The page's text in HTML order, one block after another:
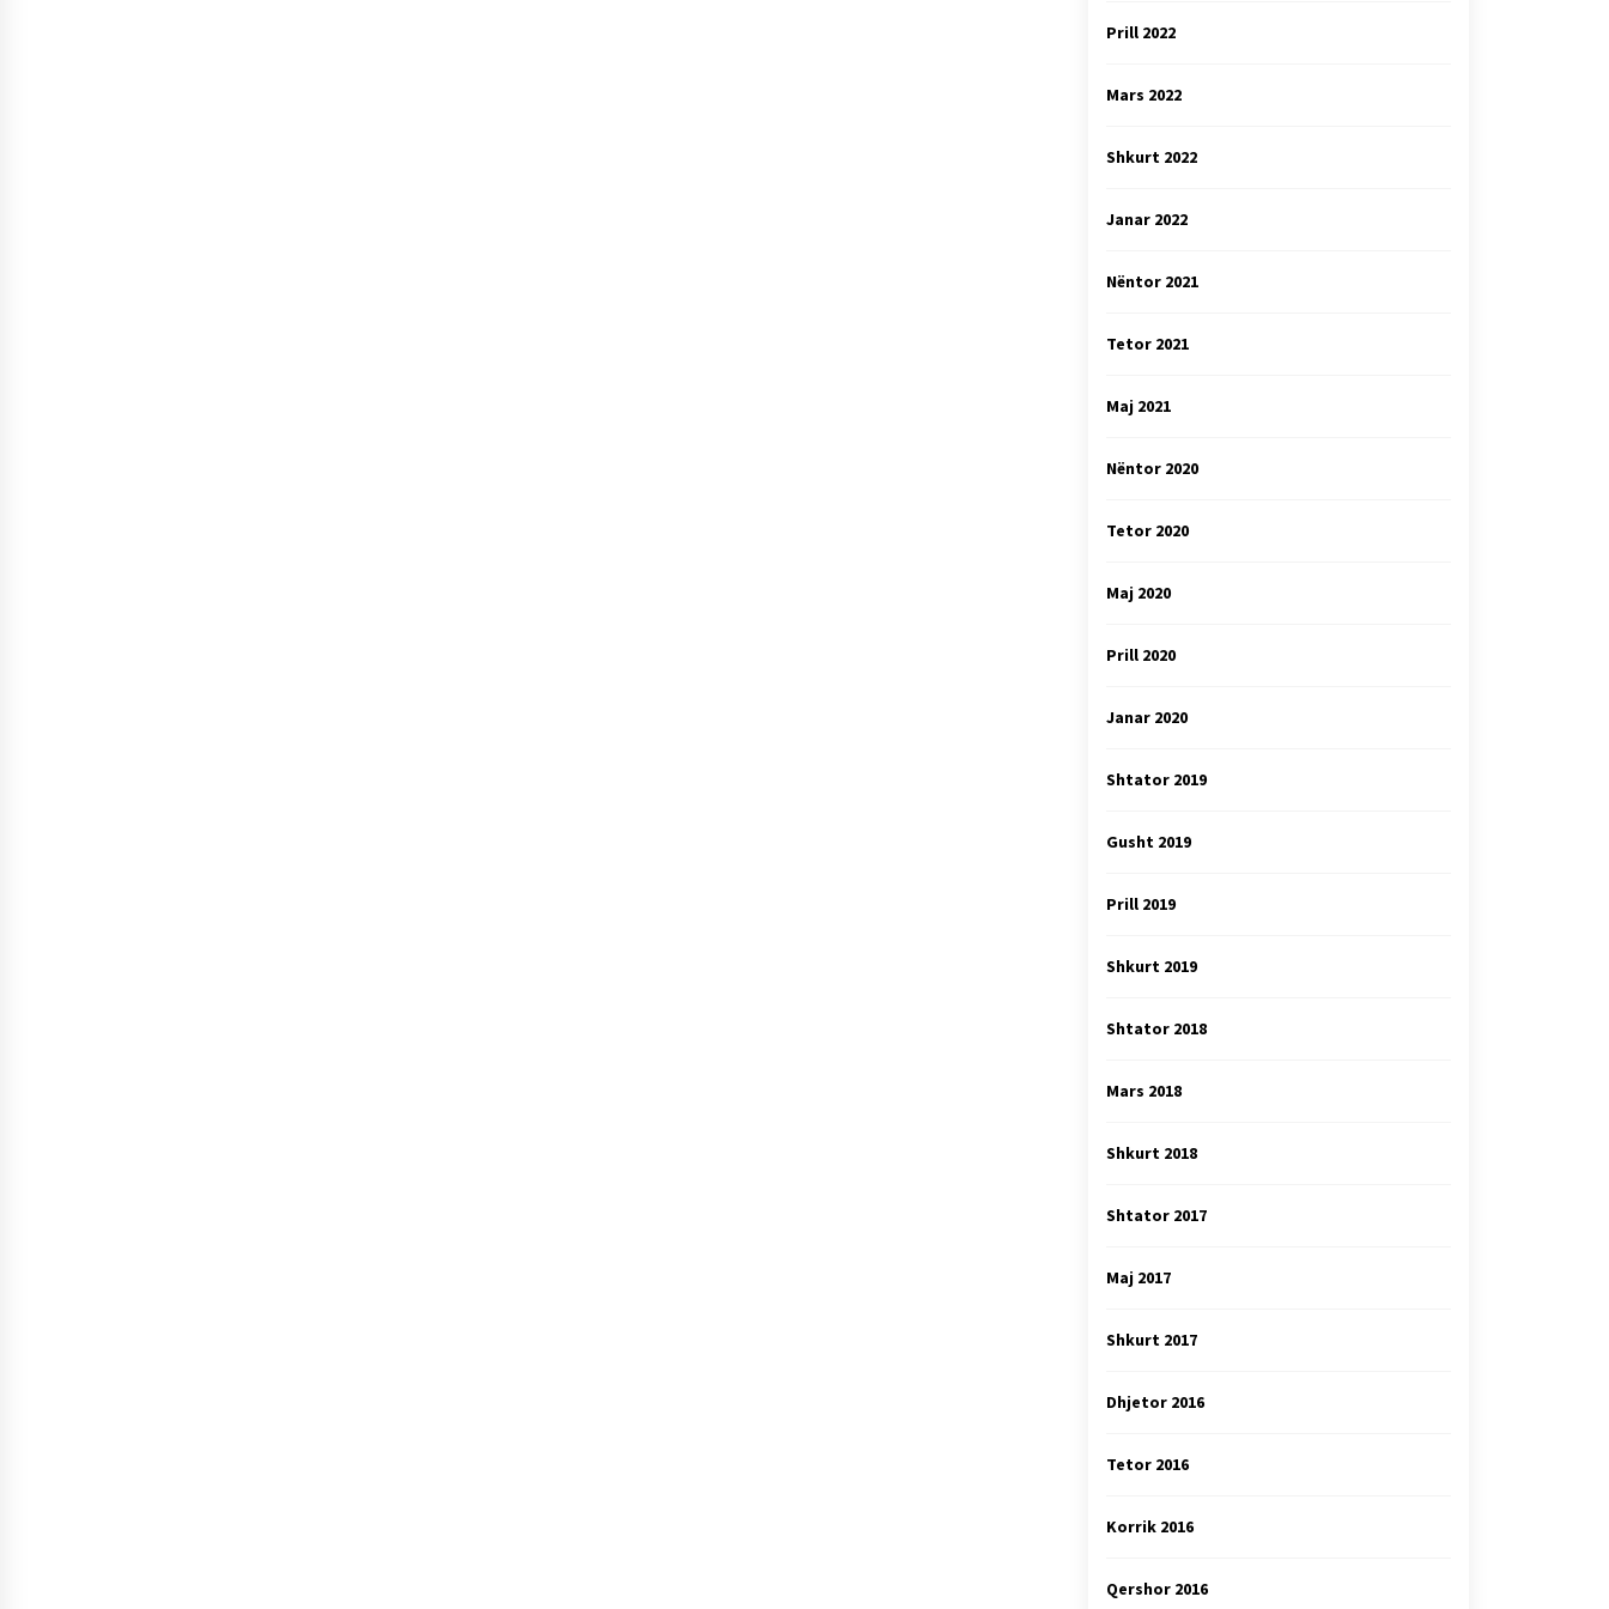
Prill 2022
Mars 2022
Shkurt 2022
Janar 2022
Nëntor 2021
Tetor 2021
Maj 2021
Nëntor 2020
Tetor 2020
Maj 2020
Prill 2020
Janar 2020
Shtator 2019
Gusht 2019
Prill 2019
Shkurt 2019
Shtator 2018
Mars 2018
Shkurt 2018
Shtator 2017
Maj 2017
Shkurt 2017
Dhjetor 2016
Tetor 2016
Korrik 2016
Qershor 2016